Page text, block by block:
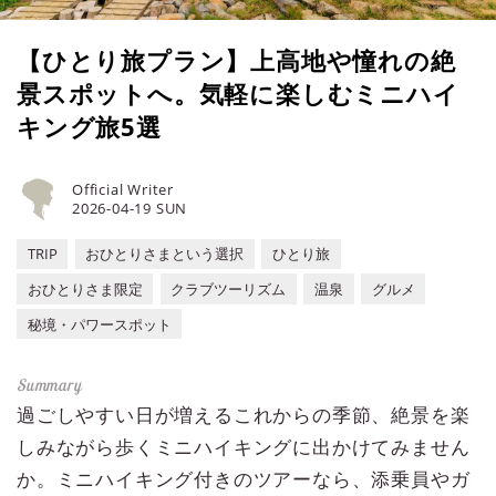
【ひとり旅プラン】上高地や憧れの絶
景スポットへ。気軽に楽しむミニハイ
キング旅5選
2026-04-19 SUN
Official Writer
TRIP おひとりさまという選択
ひとり旅
おひとりさま限定
クラブツーリズム 温泉
グルメ
秘境・パワースポット
過ごしやすい日が増えるこれからの季節、絶景を楽
しみながら歩くミニハイキングに出かけてみません
か。ミニハイキング付きのツアーなら、添乗員やガ